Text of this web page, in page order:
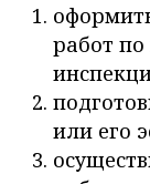
работ
или его